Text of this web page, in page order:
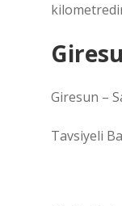
Giresun –
Tavsiyeli